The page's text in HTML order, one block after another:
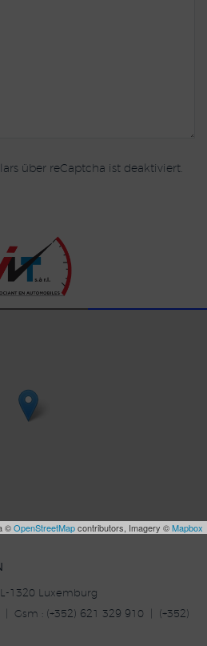
über reCaptcha ist deaktiviert.
©OpenStreetMapcontributors, Imagery ©Mapbox
1320 Luxemburg
| Gsm : (+352) 621 329 910 | (+352)